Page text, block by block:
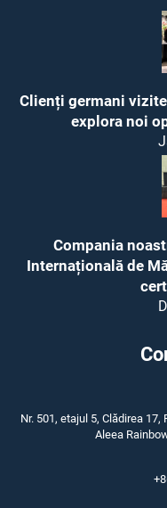
Clienți germani
explora noi
Compania
Internațională de
Nr. 501, etajul 5, Clădirea
Aleea